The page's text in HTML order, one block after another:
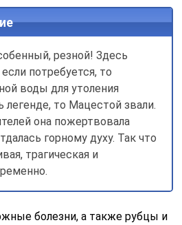
резной! Здесь
потребуется, то
воды для утоления
то Мацестой звали.
она пожертвовала
горному духу. Так что
трагическая и
болезни, а также рубцы и